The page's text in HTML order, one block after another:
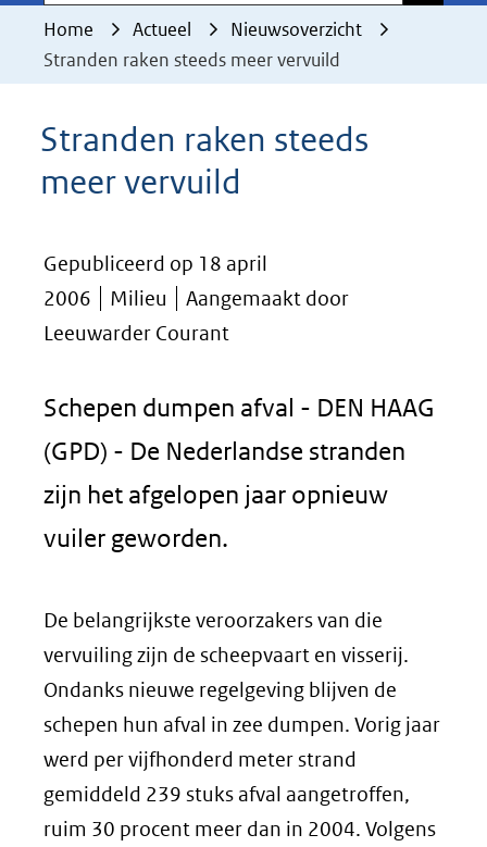
geweigerd.
Home Actueel
Nieuwsoverzicht
Stranden raken steeds meer vervuild
Stranden raken steeds
meer vervuild
Gepubliceerd op 18 april
2006
Milieu
Aangemaakt door
Leeuwarder Courant
Schepen dumpen afval - DEN HAAG
(GPD) - De Nederlandse stranden
zijn het afgelopen jaar opnieuw
vuiler geworden.
De belangrijkste veroorzakers van die
vervuiling zijn de scheepvaart en visserij.
Ondanks nieuwe regelgeving blijven de
schepen hun afval in zee dumpen. Vorig jaar
werd per vijfhonderd meter strand
gemiddeld 239 stuks afval aangetroffen,
ruim 30 procent meer dan in 2004. Volgens